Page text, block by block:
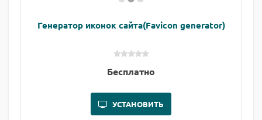
Генератор иконок сайта(Favicon generator)
Бесплатно
УСТАНОВИТЬ